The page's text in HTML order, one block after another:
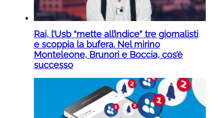
Rai, l’Usb “mette all’indice” tre giornalisti
e scoppia la bufera. Nel mirino
Monteleone, Brunori e Boccia, cos’è
successo